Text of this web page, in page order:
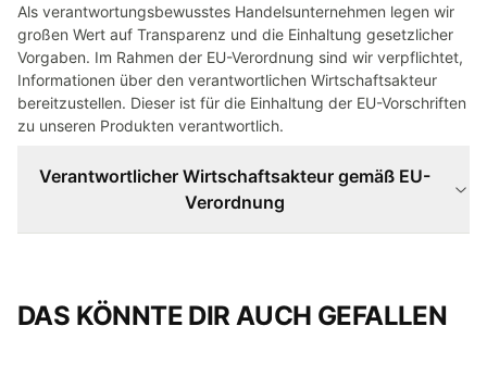
Als verantwortungsbewusstes Handelsunternehmen legen wir
großen Wert auf Transparenz und die Einhaltung gesetzlicher
Vorgaben. Im Rahmen der EU-Verordnung sind wir verpflichtet,
Informationen über den verantwortlichen Wirtschaftsakteur
bereitzustellen. Dieser ist für die Einhaltung der EU-Vorschriften
zu unseren Produkten verantwortlich.
Verantwortlicher Wirtschaftsakteur gemäß EU-
Verordnung
DAS KÖNNTE DIR AUCH GEFALLEN